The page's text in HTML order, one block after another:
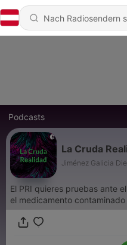
Podcasts
La Cruda
Jiménez Galicia
El PRI quieres pruebas ante
el medicamento contaminado